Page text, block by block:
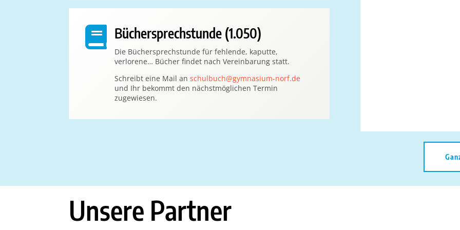
 Büchersprechstunde (1.050)
Die Büchersprechstunde für fehlende, kaputte,
verlorene… Bücher findet nach Vereinbarung statt.
Schreibt eine Mail anschulbuch@gymnasium-norf.de
und Ihr bekommt den nächstmöglichen Termin
zugewiesen.
Unsere Partner